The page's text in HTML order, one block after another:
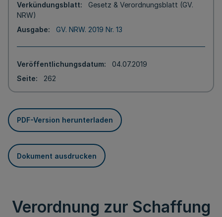
Verkündungsblatt
Gesetz & Verordnungsblatt (GV.
NRW)
Ausgabe
GV. NRW. 2019 Nr. 13
Veröffentlichungsdatum
04.07.2019
Seite
262
PDF-Version herunterladen
Dokument ausdrucken
Verordnung zur Schaffung